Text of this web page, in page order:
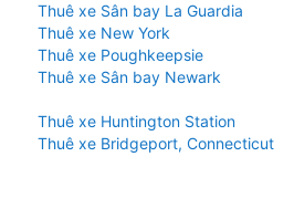
Thuê xe Sân bay La Guardia
Thuê xe New York
Thuê xe Poughkeepsie
Thuê xe Sân bay Newark
Thuê xe Huntington Station
Thuê xe Bridgeport, Connecticut